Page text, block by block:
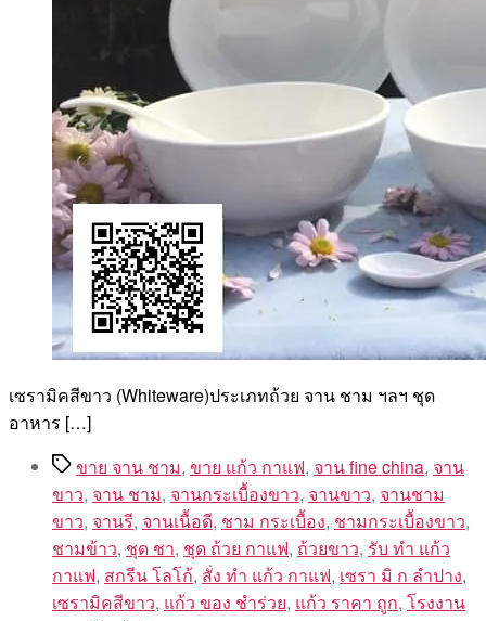
เซรามิคสีขาว (Whiteware)ประเภทถ้วย จาน ชาม ฯลฯ ชุด
อาหาร […]
Tagsขาย จาน ชาม, ขาย แก้ว กาแฟ, จาน fine china, จาน
ขาว, จาน ชาม, จานกระเบื้องขาว, จานขาว, จานชาม
ขาว, จานรี, จานเนื้อดี, ชาม กระเบื้อง, ชามกระเบื้องขาว,
ชามข้าว, ชุด ชา, ชุด ถ้วย กาแฟ, ถ้วยขาว, รับ ทํา แก้ว
กาแฟ, สกรีน โลโก้, สั่ง ทํา แก้ว กาแฟ, เซรา มิ ก ลำปาง,
เซรามิคสีขาว, แก้ว ของ ชำร่วย, แก้ว ราคา ถูก, โรงงาน